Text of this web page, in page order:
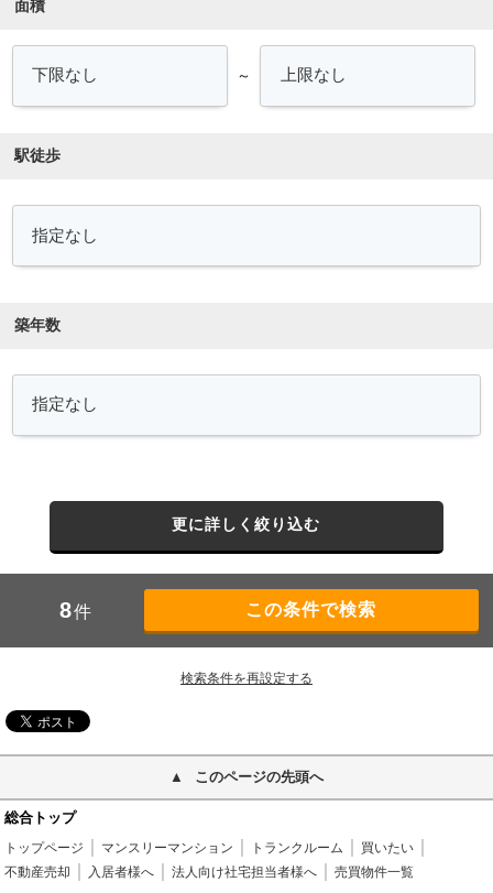
面積
～
駅徒歩
築年数
更に詳しく絞り込む
8件
検索条件を再設定する
このページの先頭へ
総合トップ
トップページ マンスリーマンション トランクルーム
買いたい
不動産売却
入居者様へ 法人向け社宅担当者様へ 売買物件一覧